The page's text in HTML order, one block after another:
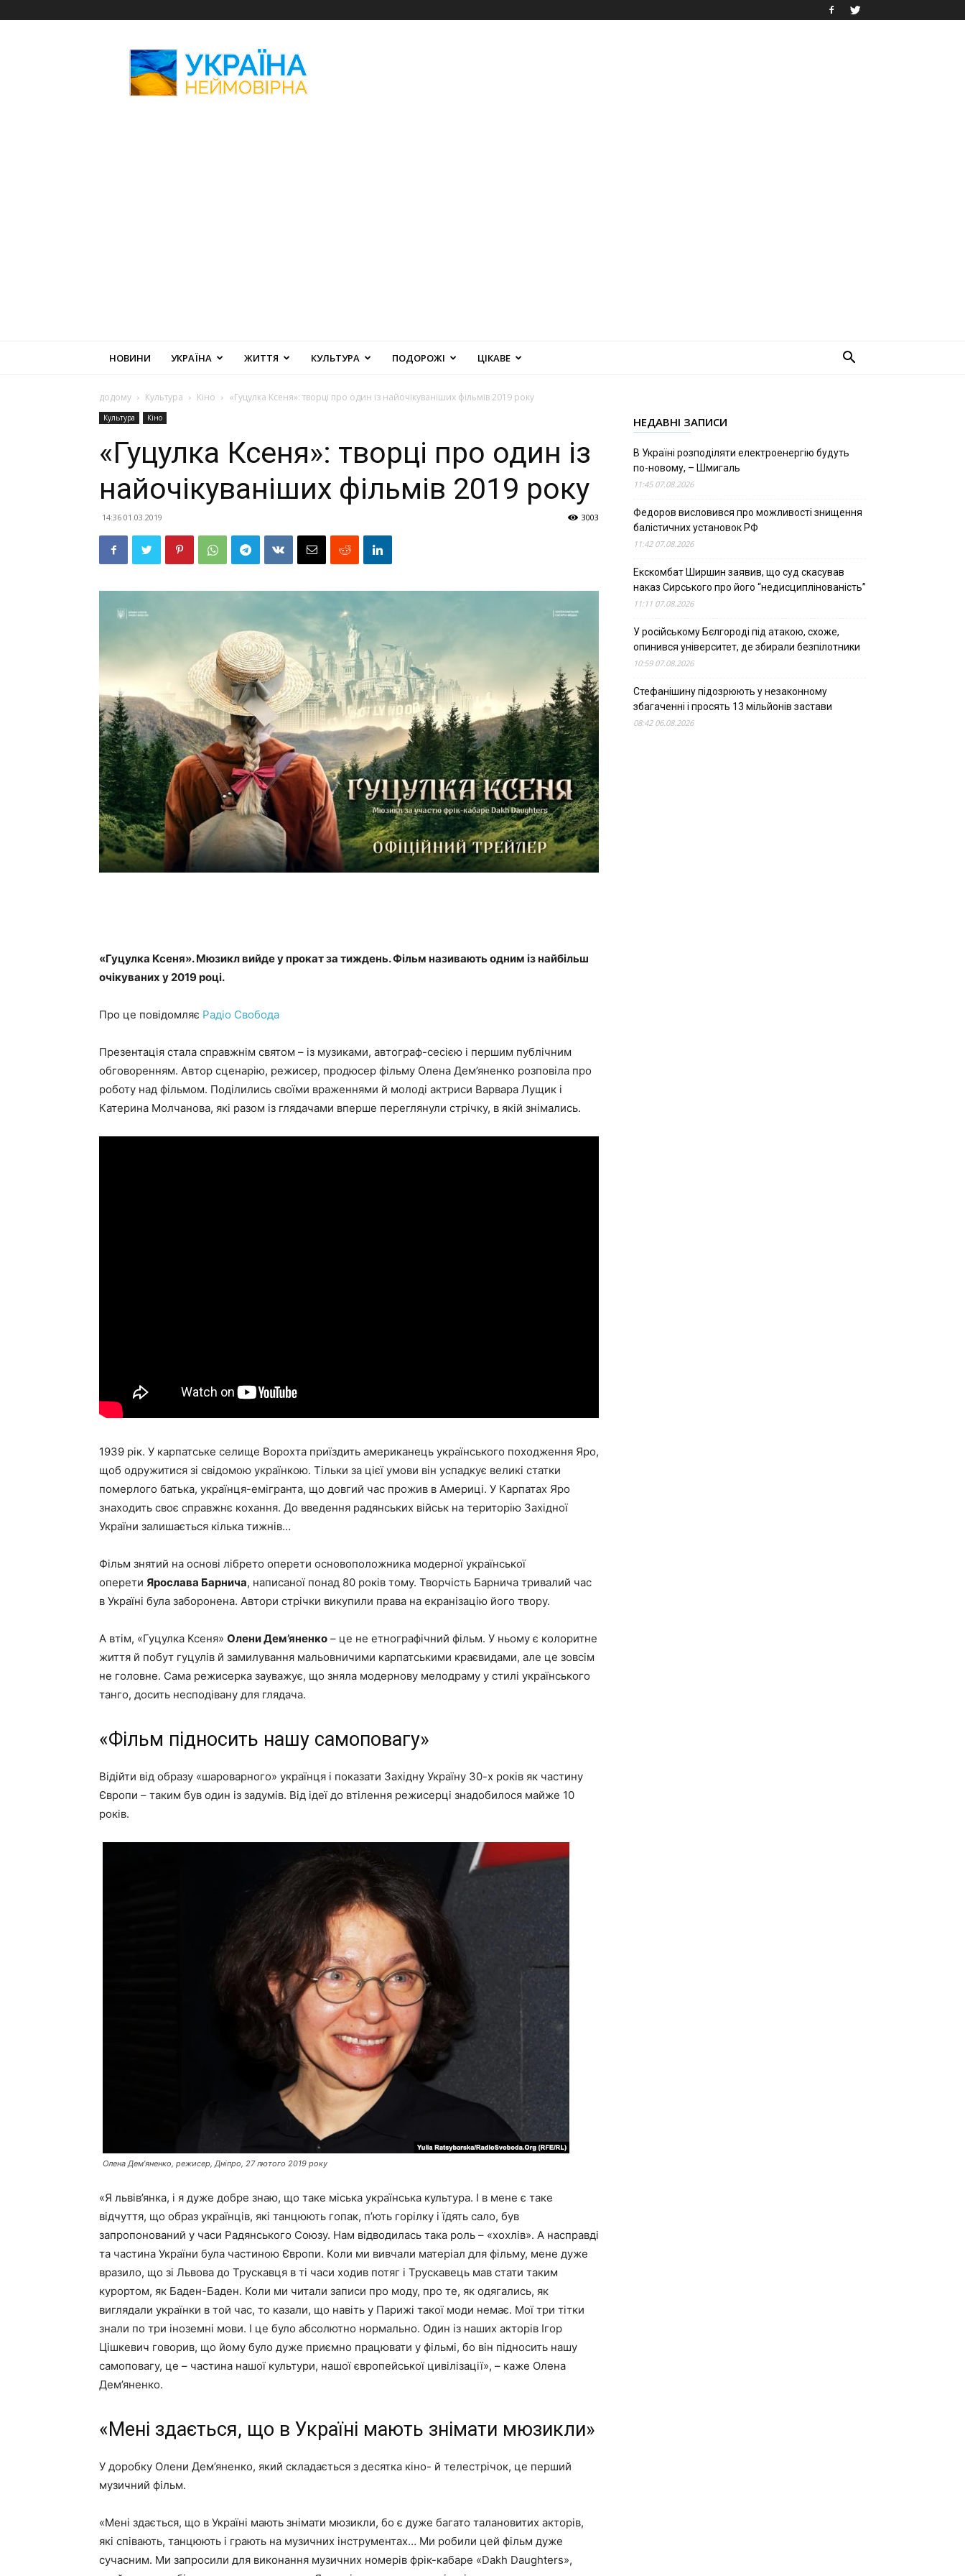
Неймовірна
НОВИНИ УКРАЇНА ЖИТТЯ КУЛЬТУРА ПОДОРОЖІ ЦІКАВЕ
додому Культура Кіно «Гуцулка Ксеня»: творці про один із найочікуваніших фільмів 2019 року
Культура Кіно
«Гуцулка Ксеня»: творці про один із
найочікуваніших фільмів 2019 року
14:36 01.03.2019 3003
«Гуцулка Ксеня». Мюзикл вийде у прокат за тиждень. Фільм називають одним із найбільш
очікуваних у 2019 році.
Про це повідомляє Радіо Свобода
Презентація стала справжнім святом – із музиками, автограф-сесією і першим публічним
обговоренням. Автор сценарію, режисер, продюсер фільму Олена Дем’яненко розповіла про
роботу над фільмом. Поділились своїми враженнями й молоді актриси Варвара Лущик і
Катерина Молчанова, які разом із глядачами вперше переглянули стрічку, в якій знімались.
1939 рік. У карпатське селище Ворохта приїздить американець українського походження Яро,
щоб одружитися зі свідомою українкою. Тільки за цієї умови він успадкує великі статки
померлого батька, українця-емігранта, що довгий час прожив в Америці. У Карпатах Яро
знаходить своє справжнє кохання. До введення радянських військ на територію Західної
України залишається кілька тижнів…
Фільм знятий на основі лібрето оперети основоположника модерної української
оперети Ярослава Барнича, написаної понад 80 років тому. Творчість Барнича тривалий час
в Україні була заборонена. Автори стрічки викупили права на екранізацію його твору.
А втім, «Гуцулка Ксеня» Олени Дем’яненко – це не етнографічний фільм. У ньому є колоритне
життя й побут гуцулів й замилування мальовничими карпатськими краєвидами, але це зовсім
не головне. Сама режисерка зауважує, що зняла модернову мелодраму у стилі українського
танго, досить несподівану для глядача.
«Фільм підносить нашу самоповагу»
Відійти від образу «шароварного» українця і показати Західну Україну 30-х років як частину
Європи – таким був один із задумів. Від ідеї до втілення режисерці знадобилося майже 10
років.
Олена Дем’яненко, режисер, Дніпро, 27 лютого 2019 року
«Я львів’янка, і я дуже добре знаю, що таке міська українська культура. І в мене є таке
відчуття, що образ українців, які танцюють гопак, п’ють горілку і їдять сало, був
запропонований у часи Радянського Союзу. Нам відводилась така роль – «хохлів». А насправді
та частина України була частиною Європи. Коли ми вивчали матеріал для фільму, мене дуже
вразило, що зі Львова до Трускавця в ті часи ходив потяг і Трускавець мав стати таким
курортом, як Баден-Баден. Коли ми читали записи про моду, про те, як одягались, як
виглядали українки в той час, то казали, що навіть у Парижі такої моди немає. Мої три тітки
знали по три іноземні мови. І це було абсолютно нормально. Один із наших акторів Ігор
Цішкевич говорив, що йому було дуже приємно працювати у фільмі, бо він підносить нашу
самоповагу, це – частина нашої культури, нашої європейської цивілізації», – каже Олена
Дем’яненко.
«Мені здається, що в Україні мають знімати мюзикли»
У доробку Олени Дем’яненко, який складається з десятка кіно- й телестрічок, це перший
музичний фільм.
«Мені здається, що в Україні мають знімати мюзикли, бо є дуже багато талановитих акторів,
які співають, танцюють і грають на музичних інструментах… Ми робили цей фільм дуже
сучасним. Ми запросили для виконання музичних номерів фрік-кабаре «Dakh Daughters»,
НЕДАВНІ ЗАПИСИ
В Україні розподіляти електроенергію будуть
по-новому, – Шмигаль
11:45 07.08.2026
Федоров висловився про можливості знищення
балістичних установок РФ
11:42 07.08.2026
Екскомбат Ширшин заявив, що суд скасував
наказ Сирського про його “недисциплінованість”
11:11 07.08.2026
У російському Бєлгороді під атакою, схоже,
опинився університет, де збирали безпілотники
10:59 07.08.2026
Стефанішину підозрюють у незаконному
збагаченні і просять 13 мільйонів застави
08:42 06.08.2026